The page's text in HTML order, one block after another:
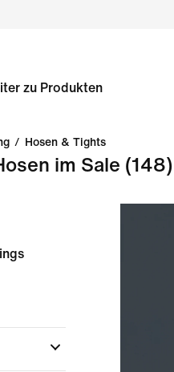
zu Produkten
/ Hosen & Tights
im Sale (148)